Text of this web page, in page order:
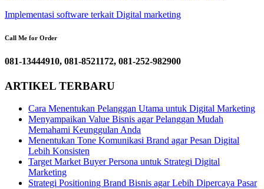
Implementasi software terkait Digital marketing
Call Me for Order
081-13444910, 081-8521172, 081-252-982900
ARTIKEL TERBARU
Cara Menentukan Pelanggan Utama untuk Digital Marketing
Menyampaikan Value Bisnis agar Pelanggan Mudah
Memahami Keunggulan Anda
Menentukan Tone Komunikasi Brand agar Pesan Digital
Lebih Konsisten
Target Market Buyer Persona untuk Strategi Digital
Marketing
Strategi Positioning Brand Bisnis agar Lebih Dipercaya Pasar